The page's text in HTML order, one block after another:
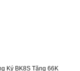
Ký BK8S Tặng 66K